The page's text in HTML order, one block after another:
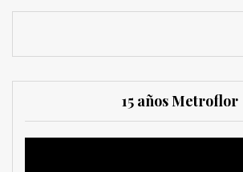
15 años Metroflor